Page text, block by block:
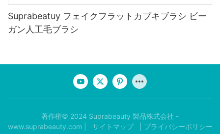
Suprabeatuy フェイクフラットカブキブラシ ビー
ガン人工毛ブラシ
著作権© 2024 Suprabeauty 製品株式会社 -
www.suprabeauty.com |
サイトマップ プライバシーポリシー